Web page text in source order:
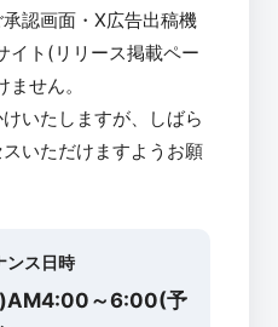
認画面・X広告出稿機
イト(リリース掲載ペー
せん。
いたしますが、しばら
いただけますようお願
ンス日時
～6:00(予